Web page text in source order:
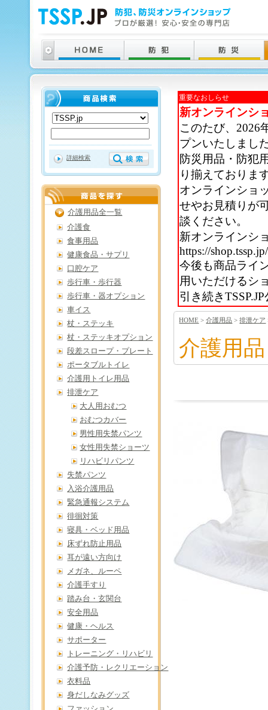
重要なおしらせ
新オンラインシ
このたび、2026
プンいたしまし
防災用品・防犯
り揃えておりま
オンラインショ
せやお見積りが
談ください。
新オンラインシ
https://shop.tssp.jp/
今後も商品ライ
用いただけるシ
引き続き
HOME >介護用品 >排泄ケア
介護用品
詳細検索
介護用品全一覧
介護食
食事用品
健康食品・サプリ
口腔ケア
歩行車・歩行器
歩行車・器オプション
車イス
杖・ステッキ
杖・ステッキオプション
段差スロープ・プレート
ポータブルトイレ
介護用トイレ用品
排泄ケア
大人用おむつ
おむつカバー
男性用失禁パンツ
女性用失禁ショーツ
リハビリパンツ
失禁パンツ
入浴介護用品
緊急通報システム
徘徊対策
寝具・ベッド用品
床ずれ防止用品
耳が遠い方向け
メガネ、ルーペ
介護手すり
踏み台・玄関台
安全用品
健康・ヘルス
サポーター
トレーニング・リハビリ
介護予防・レクリエーション
衣料品
身だしなみグッズ